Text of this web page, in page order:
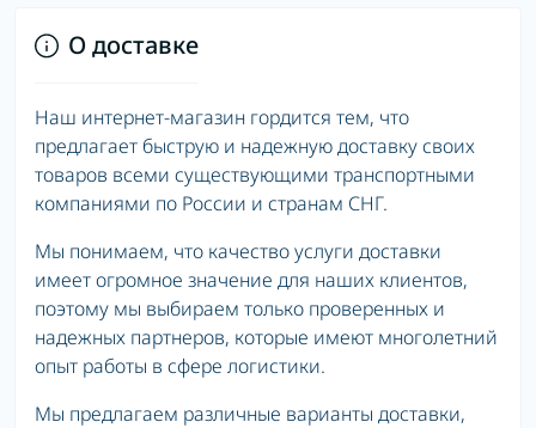
О доставке
Наш интернет-магазин гордится тем, что
предлагает быструю и надежную доставку своих
товаров всеми существующими транспортными
компаниями по России и странам СНГ.
Мы понимаем, что качество услуги доставки
имеет огромное значение для наших клиентов,
поэтому мы выбираем только проверенных и
надежных партнеров, которые имеют многолетний
опыт работы в сфере логистики.
Мы предлагаем различные варианты доставки,